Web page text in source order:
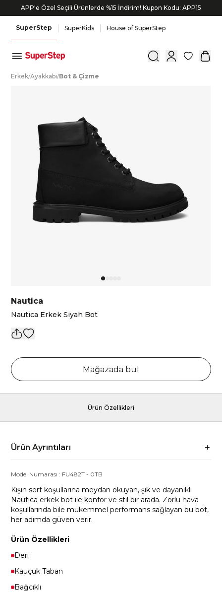
APP'e Özel Seçili Ürünlerde %15 İndirim! Kupon Kodu: APP15
SuperStep SuperKids House of SuperStep
0
Erkek/Ayakkabı/Bot & Çizme
Nautica
Nautica Erkek Siyah Bot
Mağazada bul
Ürün Özellikleri
Ürün Ayrıntıları
Model Numarası : FU482T - 0TB
Kışın sert koşullarına meydan okuyan, şık ve dayanıklı
Nautica erkek bot ile konfor ve stil bir arada. Zorlu hava
koşullarında bile mükemmel performans sağlayan bu bot,
her adımda güven verir.
Ürün Özellikleri
Deri
Kauçuk Taban
Bağcıklı